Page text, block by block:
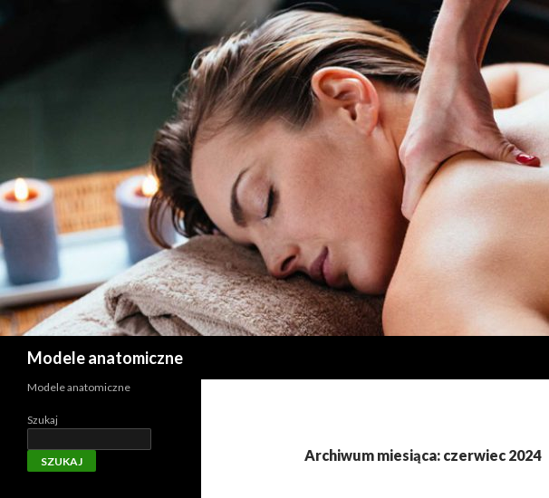
Modele anatomiczne
Archiwum miesiąca: czerwiec 2024
Modele anatomiczne
Szukaj
SZUKAJ